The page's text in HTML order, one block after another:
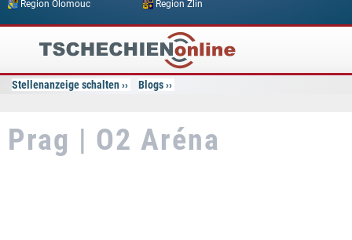
Region Olomouc
Region Zlín
Tschechien
Online
Stellenanzeige schalten Blogs
Prag | O2 Aréna